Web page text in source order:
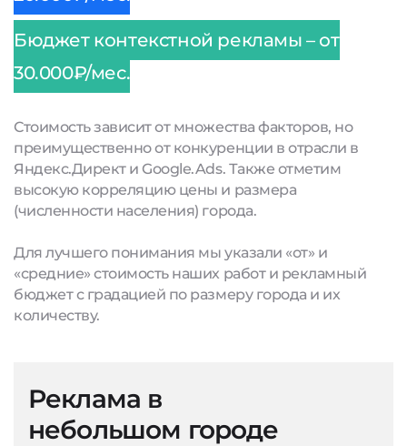
Бюджет контекстной рекламы – от
30.000₽/мес.
Стоимость зависит от множества факторов, но
преимущественно от конкуренции в отрасли в
Яндекс.Директ и Google.Ads. Также отметим
высокую корреляцию цены и размера
(численности населения) города.
Для лучшего понимания мы указали «от» и
«средние» стоимость наших работ и рекламный
бюджет с градацией по размеру города и их
количеству.
Реклама в
небольшом городе